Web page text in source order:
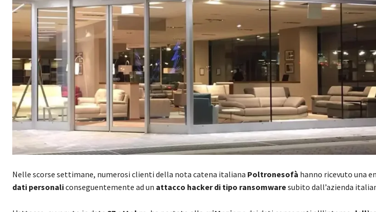
Nelle scorse settimane, numerosi clienti della nota catena italiana Poltronesofà hanno ricevuto una
dati personaliconseguentemente ad un attacco hacker di tipo ransomwaresubito dall’azienda